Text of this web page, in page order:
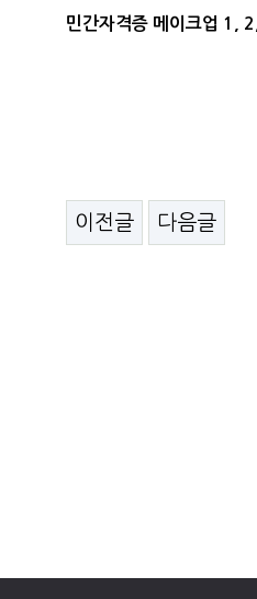
민간자격증 메이크업 1,
이전글 다음글